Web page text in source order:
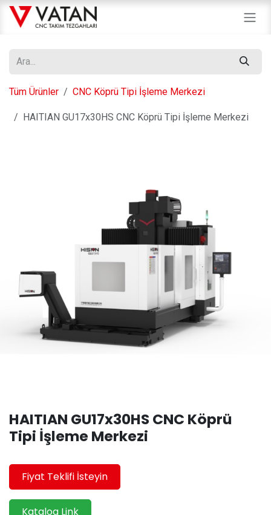
İçereği Atla
Tüm Ürünler CNC Köprü Tipi İşleme Merkezi
HAITIAN GU17x30HS CNC Köprü Tipi İşleme Merkezi
HAITIAN GU17x30HS CNC Köprü
Tipi İşleme Merkezi
Fiyat Teklifi İsteyin
Katalog Link